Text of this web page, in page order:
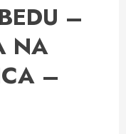
–
NA
–